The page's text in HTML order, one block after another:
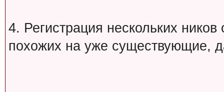
4. Регистрация нескольких
похожих на уже существующие,